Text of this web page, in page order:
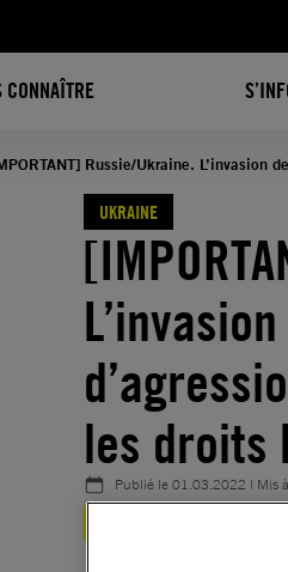
CONNAÎTRE
Russie/Ukraine. L’invasion
UKRAINE
les droits
Publié le01.03.2022 | Mis